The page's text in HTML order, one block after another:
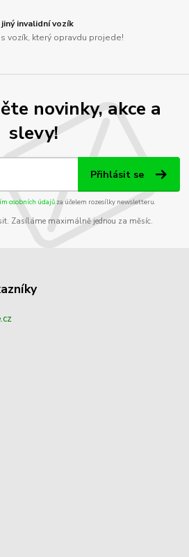
invalidní vozík
vozík, který opravdu projede!
novinky, akce a
slevy!
Přihlásit se
osobních údajůza účelem rozesílky newsletteru.
Zasíláme maximálně jednou za měsíc.